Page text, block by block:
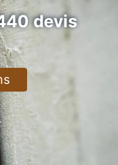
devis